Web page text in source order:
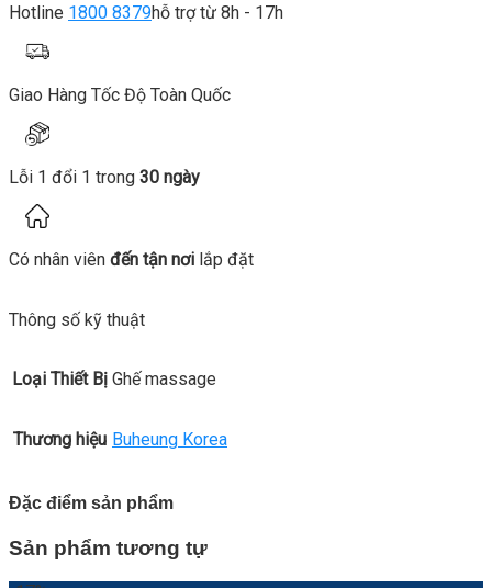
Hotline 1800 8379hỗ trợ từ 8h - 17h
Giao Hàng Tốc Độ Toàn Quốc
Lỗi 1 đổi 1 trong 30 ngày
Có nhân viên đến tận nơi lắp đặt
Thông số kỹ thuật
Loại Thiết Bị Ghế massage
Thương hiệu Buheung Korea
Đặc điểm sản phẩm
Sản phẩm tương tự